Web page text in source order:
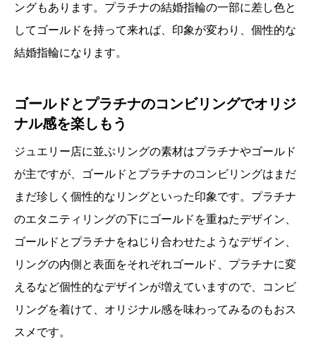
ングもあります。プラチナの結婚指輪の一部に差し色と
してゴールドを持って来れば、印象が変わり、個性的な
結婚指輪になります。
ゴールドとプラチナのコンビリングでオリジ
ナル感を楽しもう
ジュエリー店に並ぶリングの素材はプラチナやゴールド
が主ですが、ゴールドとプラチナのコンビリングはまだ
まだ珍しく個性的なリングといった印象です。プラチナ
のエタニティリングの下にゴールドを重ねたデザイン、
ゴールドとプラチナをねじり合わせたようなデザイン、
リングの内側と表面をそれぞれゴールド、プラチナに変
えるなど個性的なデザインが増えていますので、コンビ
リングを着けて、オリジナル感を味わってみるのもおス
スメです。